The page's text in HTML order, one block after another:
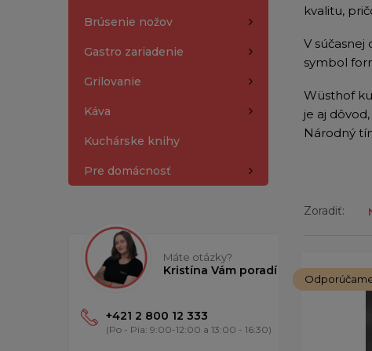
Brúsenie nožov
Gastro zariadenie
Grilovanie
Káva
Kuchárske knihy
Pre domácnosť
Máte otázky?
Kristína Vám poradí
+421 2 800 12 333
(Po - Pia: 9:00-12:00 a 13:00 - 16:30)
kvalitu,
V
symbol
Wüsthof
je aj
Národný
Zoradiť: